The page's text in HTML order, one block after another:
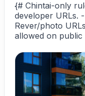
{# Chintai-only
developer URLs.
Rever/photo
allowed on public